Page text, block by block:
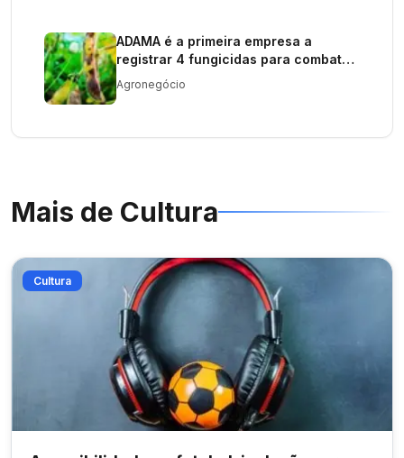
ADAMA é a primeira empresa a
registrar 4 fungicidas para combate
da podridão das vagens e grãos na
soja
Agronegócio
Mais de Cultura
Cultura